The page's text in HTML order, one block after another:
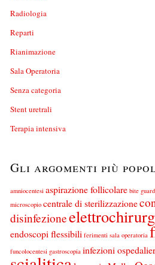
Radiologia
Reparti
Rianimazione
Sala Operatoria
Senza categoria
Stent uretrali
Terapia intensiva
Gli argomenti più
amniocentesi aspirazione follicolare bite guard
microscopio centrale di sterilizzazione
disinfezione
endoscopi flessibili ferimenti sala operatoria
funcolocentesi gastroscopia infezioni